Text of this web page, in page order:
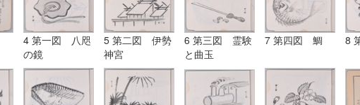
4 第一図 八咫
の鏡
5 第二図 伊勢
神宮
6 第三図 霊験
と曲玉
7 第四図 鯛 8